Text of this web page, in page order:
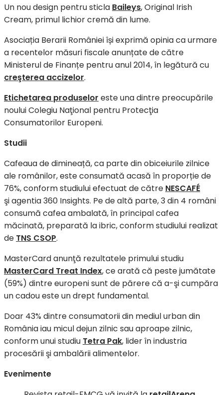
Un nou design pentru sticla Baileys, Original Irish
Cream, primul lichior cremă din lume.
Asociația Berarii României își exprimă opinia ca urmare
a recentelor măsuri fiscale anunțate de către
Ministerul de Finanțe pentru anul 2014, în legătură cu
creşterea accizelor.
Etichetarea produselor este una dintre preocupările
noului Colegiu Naţional pentru Protecţia
Consumatorilor Europeni.
Studii
Cafeaua de dimineață, ca parte din obiceiurile zilnice
ale românilor, este consumată acasă în proporție de
76%, conform studiului efectuat de către NESCAFÉ
şi agentia 360 Insights. Pe de altă parte, 3 din 4 români
consumă cafea ambalată, în principal cafea
măcinată, preparată la ibric, conform studiului realizat
de TNS CSOP.
MasterCard anunţă rezultatele primului studiu
MasterCard Treat Index, ce arată că peste jumătate
(59%) dintre europeni sunt de părere că a-şi cumpăra
un cadou este un drept fundamental.
Doar 43% dintre consumatorii din mediul urban din
România iau micul dejun zilnic sau aproape zilnic,
conform unui studiu Tetra Pak, lider în industria
procesării şi ambalării alimentelor.
Evenimente